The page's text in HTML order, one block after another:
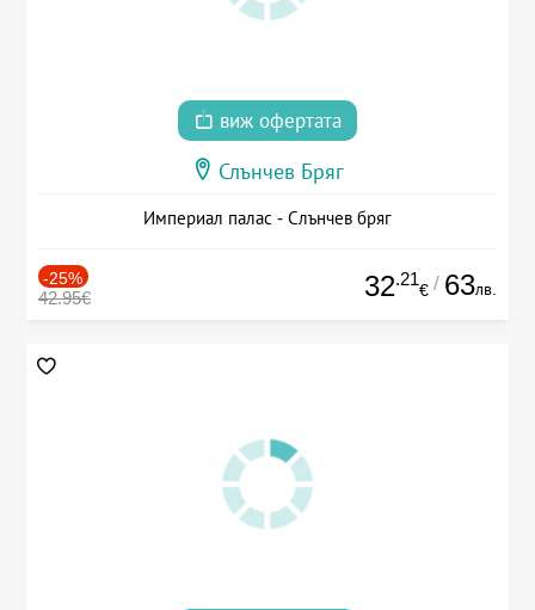
виж офертата
Слънчев Бряг
Империал палас - Слънчев бряг
-25%
42.95€ 32.21
€ / 63лв.